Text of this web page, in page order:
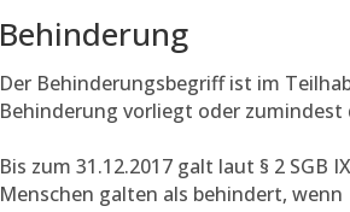
Behinderung
Der Behinderungsbegriff ist im
Behinderung vorliegt oder
Bis zum 31.12.2017 galt laut § 2 SGB
Menschen galten als behindert, wenn